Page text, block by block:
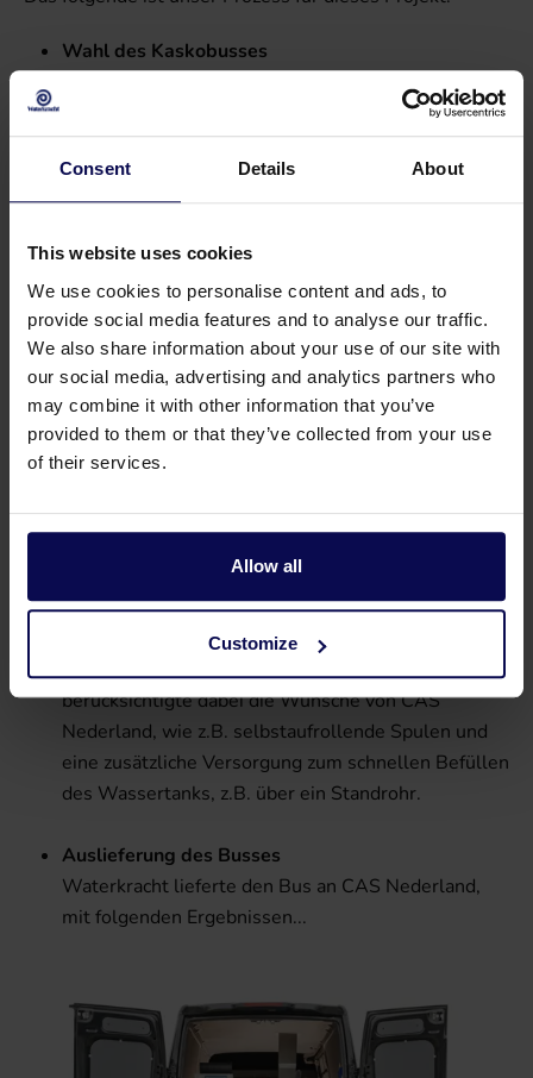
Consent Details About
This website uses cookies
We use cookies to personalise content and ads, to
provide social media features and to analyse our traffic.
We also share information about your use of our site with
our social media, advertising and analytics partners who
may combine it with other information that you’ve
provided to them or that they’ve collected from your use
of their services.
Allow all
Customize
Wahl des Kaskobusses
CAS Niederlande hat sich für einen Kaskobus
entschieden. Waterkracht beriet bei der richtigen
Anschaffung, etwa bei den gewünschten
Abmessungen und der Innenausstattung.
Waterkracht und CAS Niederlande kartieren alle
Wünsche und versuchen, diese so gut wie möglich
in das Endprodukt einfließen zu lassen.
Fertigstellung des Busses
Eine externe Firma kümmerte sich um die
Fertigstellung des Busses, wie z.B. die Verkleidung
stand in direktem Kontakt mit dieser Firma, um
Installation der Anlage
Waterkracht baute die Anlage in den Bus ein und
berücksichtigte dabei die Wünsche von CAS
Nederland, wie z.B. selbstaufrollende Spulen und
eine zusätzliche Versorgung zum schnellen Befüllen
des Wassertanks, z.B. über ein Standrohr.
Auslieferung des Busses
Waterkracht lieferte den Bus an CAS Nederland,
mit folgenden Ergebnissen...